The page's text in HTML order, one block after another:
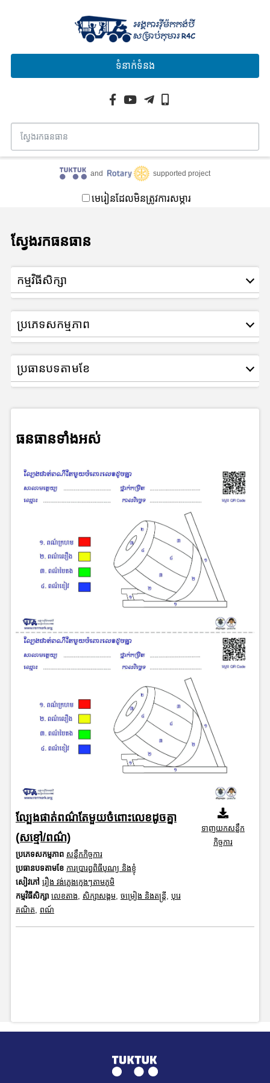
ទំនាក់ទំនង
and supported project
មេរៀនដែលមិនត្រូវការសម្ភារ
ស្វែងរកធនធាន
កម្មវិធីសិក្សា
ប្រភេទសកម្មភាព
ប្រធានបទតាមខែ
ធនធានទាំងអស់
ល្បែងផាត់ពណ៌តែមួយចំពោះលេខដូចគ្នា
(សខ្មៅ/ពណ៌)
ប្រភេទសកម្មភាព សន្លឹកកិច្ចការ
ប្រធានបទតាមខែ ការប្រារព្ធពិធីបុណ្យ និងខ្ញុំ
សៀវភៅ រឿង វង់ភ្លេងក្មេងៗតាមភូមិ
កម្មវិធីសិក្សា លេខតាង សិក្សាសង្គម, ចម្រៀង និងតន្ត្រី បុរេ
គណិត
ពណ៍
ទាញយកសន្លឹក
កិច្ចការ